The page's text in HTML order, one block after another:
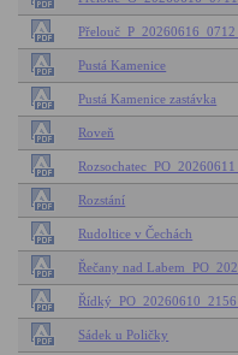
Pustá Kamenice
Pustá Kamenice zastávka
Roveň
Rozstání
Rudoltice v Čechách
Řečany nad
Sádek u Poličky